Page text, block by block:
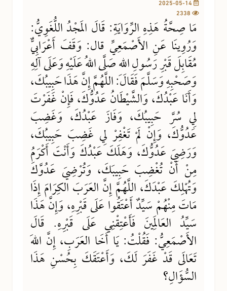
مَا صِحَّةُ هَذِهِ الرِّوَايَةِ: قَالَ المَجْدُ اللُّغَوِيُّ:
وَرُوِينَا عَنِ الأَصْمَعِيِّ قال: وَقَفَ أَعْرَابِيٌّ
مُقَابِلَ قَبْرِ رَسُولِ اللهِ صَلَّى اللهُ عَلَيْهِ وَعَلَى آلِهِ
وَصَحْبِهِ وَسَلَّمَ فَقَالَ: اللَّهُمَّ إِنَّ هَذَا حَبِيبُكَ،
وَأَنَا عَبْدُكَ، وَالشَّيْطَانُ عَدُوُّكَ، فَإِنْ غَفَرْتَ
لِي سُرَّ حَبِيبُكَ، وَفَازَ عَبْدُكَ، وَغَضِبَ
عَدُوُّكَ، وَإِنْ لَمْ تَغْفِرْ لِي غَضِبَ حَبِيبُكَ،
وَرَضِيَ عَدُوُّكَ، وَهَلَكَ عَبْدُكَ وَأَنْتَ أَكْرَمُ
مِنْ أَنْ تُغْضِبَ حَبِيبَكَ، وَتُرْضِيَ عَدُوَّكَ
وَتُهْلِكَ عَبْدَكَ، اللَّهُمَّ إِنَّ العَرَبَ الكِرَامَ إِذَا
مَاتَ مِنْهُمْ سَيِّدٌ أَعْتَقُوا عَلَى قَبْرِهِ، وَإِنَّ هَذَا
سَيِّدُ العَالَمِينَ فَأَعْتِقْنِي عَلَى قَبْرِهِ. قَالَ
الأَصْمَعِيُّ: فَقُلْتُ: يَا أَخَا العَرَبِ، إِنَّ اللهَ
تَعَالَى قَدْ غَفَرَ لَكَ، وَأَعْتَقَكَ بِحُسْنِ هَذَا
السُّؤَالِ؟